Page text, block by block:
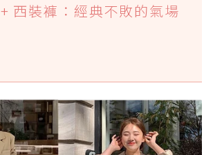
+ 西裝褲：經典不敗的氣場